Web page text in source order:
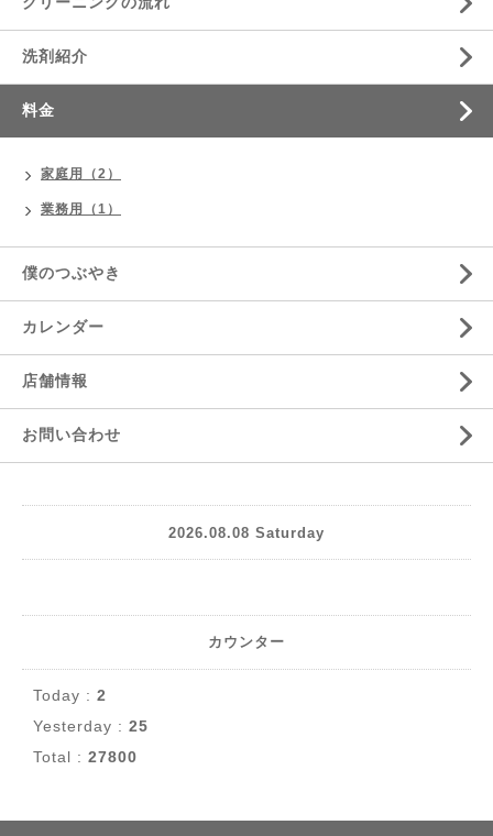
洗剤紹介
料金
家庭用（2）
業務用（1）
僕のつぶやき
カレンダー
店舗情報
お問い合わせ
2026.08.08 Saturday
カウンター
Today : 2
Yesterday : 25
Total : 27800